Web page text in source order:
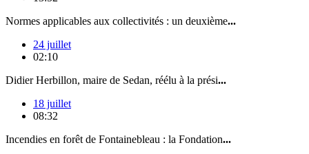
Normes applicables aux collectivités : un deuxième...
24 juillet
02:10
Didier Herbillon, maire de Sedan, réélu à la prési...
18 juillet
08:32
Incendies en forêt de Fontainebleau : la Fondation...